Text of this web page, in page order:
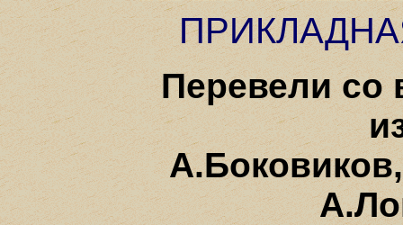
Перевели со